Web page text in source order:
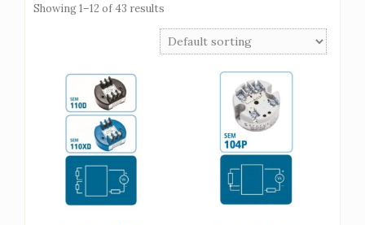
Showing 1–12 of 43 results